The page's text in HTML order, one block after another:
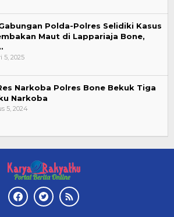
Polda-Polres Selidiki Kasus
Maut di Lappariaja Bone,
5, 2025
Narkoba Polres Bone Bekuk Tiga
Narkoba
5, 2024